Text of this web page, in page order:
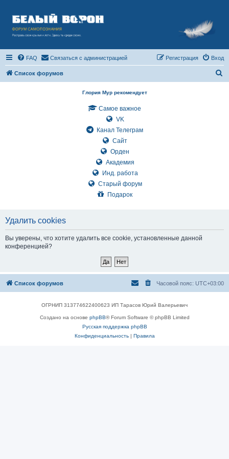
FAQ Связаться с администрацией Вход
Регистрация
Список форумов
Глория Мур рекомендует
Самое важное
VK
Канал Телеграм
Сайт
Орден
Академия
Инд. работа
Старый форум
Подарок
Удалить cookies
Вы уверены, что хотите удалить все cookie, установленные данной
конференцией?
Список форумов Часовой пояс: UTC+03:00
ОГРНИП 313774622400623 ИП Тарасов Юрий Валерьевич
Создано на основе phpBB® Forum Software © phpBB Limited
Русская поддержка phpBB
Конфиденциальность| Правила